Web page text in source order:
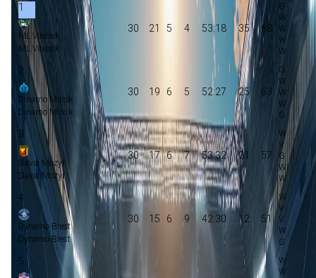
1
ML Vitebsk
ML Vitebsk
30 21 5 4 53:18 35 68
2
Dinamo Minsk
Dinamo Minsk
30 19 6 5 52:27 25 63
3
Slavia Mozyr
Slavia Mozyr
30 17 6 7 53:32 21 57
4
Dynamo Brest
Dynamo Brest
30 15 6 9 42:30 12 51
5